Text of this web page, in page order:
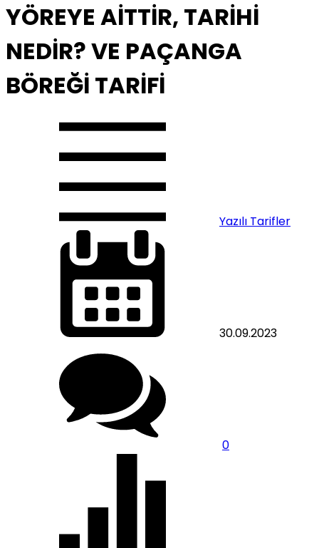
YÖREYE AİTTİR, TARİHİ
NEDİR? VE PAÇANGA
BÖREĞİ TARİFİ
Yazılı Tarifler
30.09.2023
0